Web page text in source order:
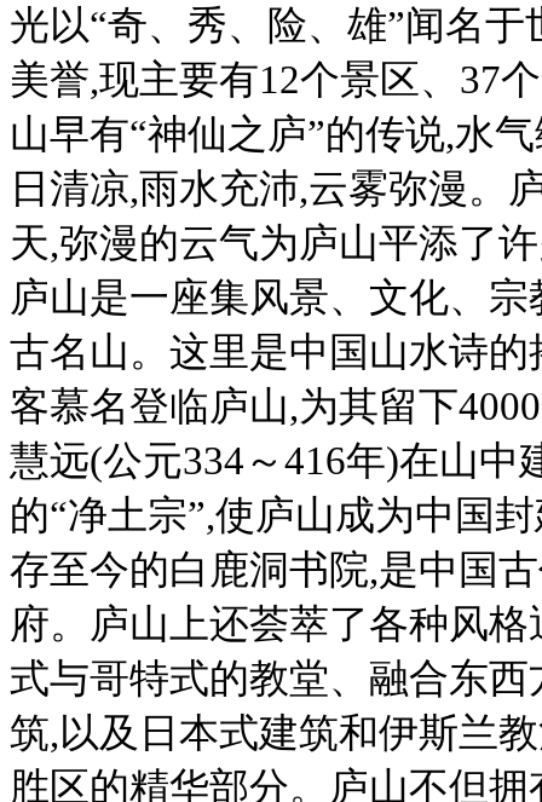
光以“奇、秀、险、雄”闻名
美誉,现主要有12个景区、37
山早有“神仙之庐”的传说,水
日清凉,雨水充沛,云雾弥漫。
天,弥漫的云气为庐山平添了
庐山是一座集风景、文化、
古名山。这里是中国山水诗
客慕名登临庐山,为其留下
慧远(公元334～416年)在山
的“净土宗”,使庐山成为中国
存至今的白鹿洞书院,是中国
府。庐山上还荟萃了各种风
式与哥特式的教堂、融合东
筑,以及日本式建筑和伊斯兰
胜区的精华部分。庐山不但